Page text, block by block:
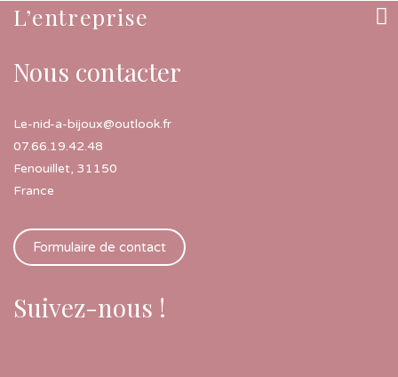
L’entreprise
Nous contacter
Le-nid-a-bijoux@outlook.fr
07.66.19.42.48
Fenouillet, 31150
France
Formulaire de contact
Suivez-nous !